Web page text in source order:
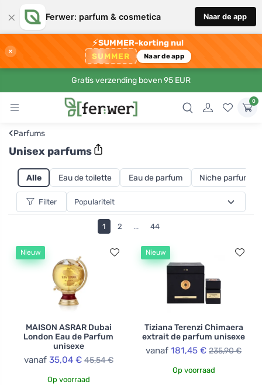
× Ferwer: parfum & cosmetica Naar de app
×
⚡SUMMER-korting nu!
SUMMER Naar de app
Gratis verzending boven 95 EUR
0
‹Parfums
Unisex parfums
Alle Eau de toilette Eau de parfum Niche parfums
Filter
1 2 ... 44
Nieuw
MAISON ASRAR Dubai
London Eau de Parfum
unisexe
vanaf 35,04 € 45,54 €
Op voorraad
Nieuw
Tiziana Terenzi Chimaera
extrait de parfum unisexe
vanaf 181,45 € 235,90 €
Op voorraad